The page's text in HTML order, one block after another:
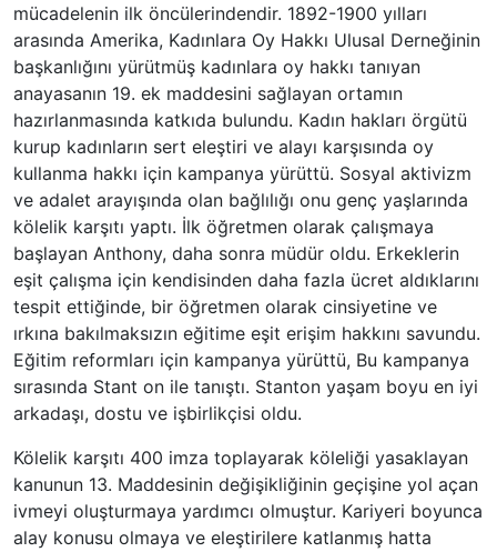
mücadelenin ilk öncülerindendir. 1892-1900 yılları
arasında Amerika, Kadınlara Oy Hakkı Ulusal Derneğinin
başkanlığını yürütmüş kadınlara oy hakkı tanıyan
anayasanın 19. ek maddesini sağlayan ortamın
hazırlanmasında katkıda bulundu. Kadın hakları örgütü
kurup kadınların sert eleştiri ve alayı karşısında oy
kullanma hakkı için kampanya yürüttü. Sosyal aktivizm
ve adalet arayışında olan bağlılığı onu genç yaşlarında
kölelik karşıtı yaptı. İlk öğretmen olarak çalışmaya
başlayan Anthony, daha sonra müdür oldu. Erkeklerin
eşit çalışma için kendisinden daha fazla ücret aldıklarını
tespit ettiğinde, bir öğretmen olarak cinsiyetine ve
ırkına bakılmaksızın eğitime eşit erişim hakkını savundu.
Eğitim reformları için kampanya yürüttü, Bu kampanya
sırasında Stant on ile tanıştı. Stanton yaşam boyu en iyi
arkadaşı, dostu ve işbirlikçisi oldu.
Kölelik karşıtı 400 imza toplayarak köleliği yasaklayan
kanunun 13. Maddesinin değişikliğinin geçişine yol açan
ivmeyi oluşturmaya yardımcı olmuştur. Kariyeri boyunca
alay konusu olmaya ve eleştirilere katlanmış hatta